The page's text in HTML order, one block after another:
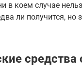
в коем случае
ли получится, но
средства